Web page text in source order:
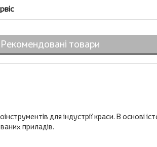
Рекомендовані товари
для індустрії краси. В основі
приладів.